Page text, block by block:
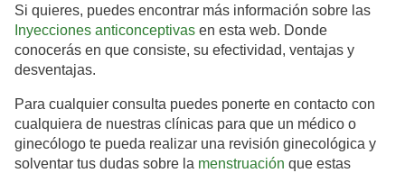
Si quieres, puedes encontrar más información sobre las
Inyecciones anticonceptivas en esta web. Donde
conocerás en que consiste, su efectividad, ventajas y
desventajas.
Para cualquier consulta puedes ponerte en contacto con
cualquiera de nuestras clínicas para que un médico o
ginecólogo te pueda realizar una revisión ginecológica y
solventar tus dudas sobre la menstruación que estas